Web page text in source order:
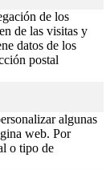
de los
de las visitas y
datos de los
postal
algunas
web. Por
o tipo de